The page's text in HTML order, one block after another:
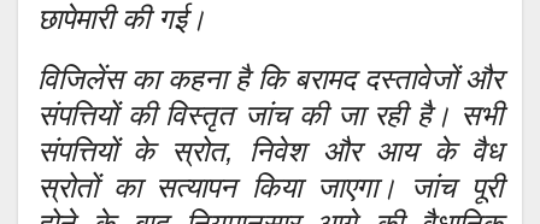
छापेमारी की गई।
विजिलेंस का कहना है कि बरामद दस्तावेजों और
संपत्तियों की विस्तृत जांच की जा रही है। सभी
संपत्तियों के स्रोत, निवेश और आय के वैध
स्रोतों का सत्यापन किया जाएगा। जांच पूरी